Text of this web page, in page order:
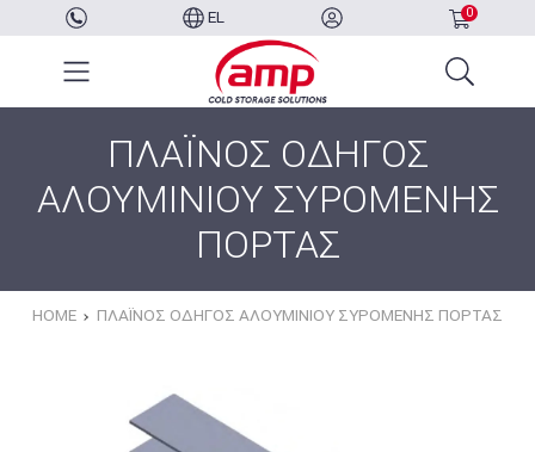
EL 0
ΠΛΑΪΝΟΣ ΟΔΗΓΟΣ
ΑΛΟΥΜΙΝΙΟΥ ΣΥΡΟΜΕΝΗΣ
ΠΟΡΤΑΣ
HOME ΠΛΑΪΝΟΣ ΟΔΗΓΟΣ ΑΛΟΥΜΙΝΙΟΥ ΣΥΡΟΜΕΝΗΣ ΠΟΡΤΑΣ